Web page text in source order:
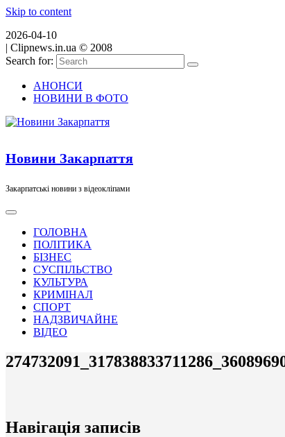
Skip to content
2026-04-10
| Clipnews.in.ua © 2008
Search for:
АНОНСИ
НОВИНИ В ФОТО
Новини Закарпаття
Закарпатські новини з відеокліпами
ГОЛОВНА
ПОЛІТИКА
БІЗНЕС
СУСПІЛЬСТВО
КУЛЬТУРА
КРИМІНАЛ
СПОРТ
НАДЗВИЧАЙНЕ
ВІДЕО
Навігація записів